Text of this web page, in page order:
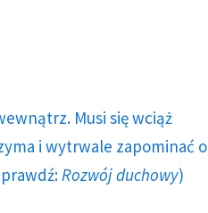
Musi się wciąż
i wytrwale zapominać o
Rozwój duchowy)